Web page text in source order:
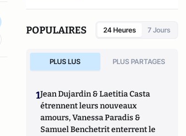
informations plus spécialisées figurent sur
POPULAIRES 24 Heures 7 Jours
PLUS LUS PLUS PARTAGES
1Jean Dujardin & Laetitia Casta
étrennent leurs nouveaux
amours, Vanessa Paradis &
Samuel Benchetrit enterrent le